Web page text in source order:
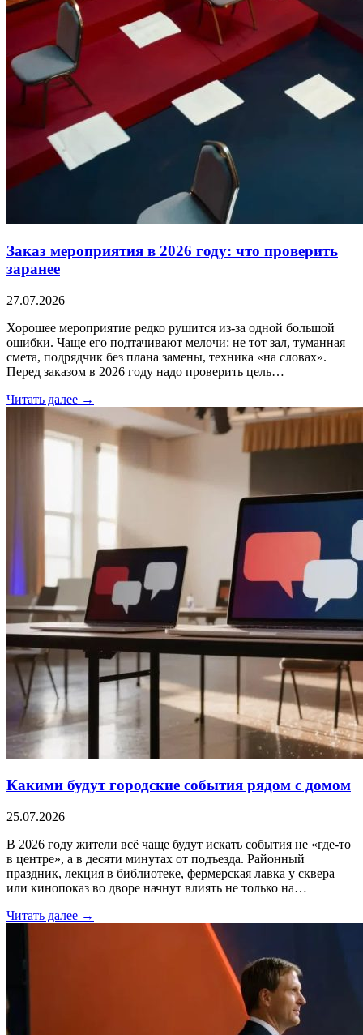
Заказ мероприятия в 2026 году: что проверить
заранее
27.07.2026
Хорошее мероприятие редко рушится из-за одной большой
ошибки. Чаще его подтачивают мелочи: не тот зал, туманная
смета, подрядчик без плана замены, техника «на словах».
Перед заказом в 2026 году надо проверить цель…
Читать далее →
Какими будут городские события рядом с домом
25.07.2026
В 2026 году жители всё чаще будут искать события не «где-то
в центре», а в десяти минутах от подъезда. Районный
праздник, лекция в библиотеке, фермерская лавка у сквера
или кинопоказ во дворе начнут влиять не только на…
Читать далее →